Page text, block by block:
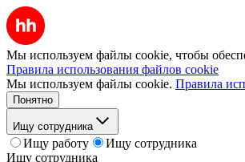
Мы используем файлы cookie, чтобы
Правила использования файлов cookie
Мы используем файлы cookie. Правила
Понятно
Ищу сотрудника
Ищу работу
Ищу сотрудника
Ищу сотрудника